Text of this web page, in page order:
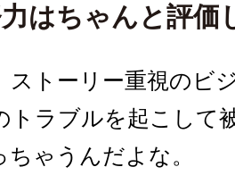
はちゃんと評価
ストーリー重視のビ
トラブルを起こして
ゃうんだよな。